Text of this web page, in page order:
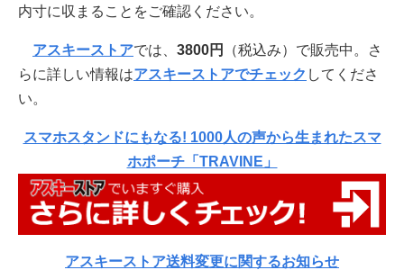
内寸に収まることをご確認ください。
アスキーストアでは、 3800円
（税込み）で販売中。さ
らに詳しい情報はアスキーストアでチェック してくださ
い。
スマホスタンドにもなる! 1000人の声から生まれたスマ
ホポーチ「TRAVINE」
アスキーストア送料変更に関するお知らせ